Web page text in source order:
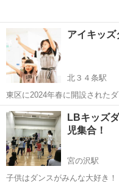
アイキッ
北３４条駅
東区に2024年春に開設された
の曲で楽しく踊っています。
FUNKです。年齢によりクラス
ッスン受けることができます。
北海道 札幌市 北３４条
LBキッズ
児集合！
宮の沢駅
子供はダンスがみんな大好き